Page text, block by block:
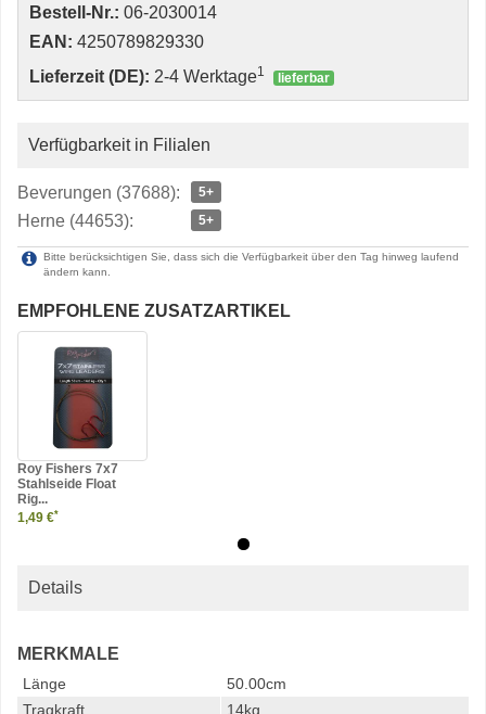
Bestell-Nr.: 06-2030014
EAN: 4250789829330
Lieferzeit (DE): 2-4 Werktage1 lieferbar
Verfügbarkeit in Filialen
Beverungen (37688): 5+
Herne (44653): 5+
Bitte berücksichtigen Sie, dass sich die Verfügbarkeit über den Tag hinweg laufend
ändern kann.
EMPFOHLENE ZUSATZARTIKEL
Roy Fishers 7x7
Stahlseide Float
Rig...
1,49 €*
Details
MERKMALE
Länge
50.00cm
Tragkraft
14kg